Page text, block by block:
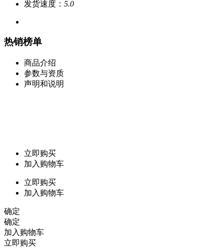
发货速度： 5.0
热销榜单
商品介绍
参数与资质
声明和说明
立即购买
加入购物车
立即购买
加入购物车
确定
确定
加入购物车
立即购买